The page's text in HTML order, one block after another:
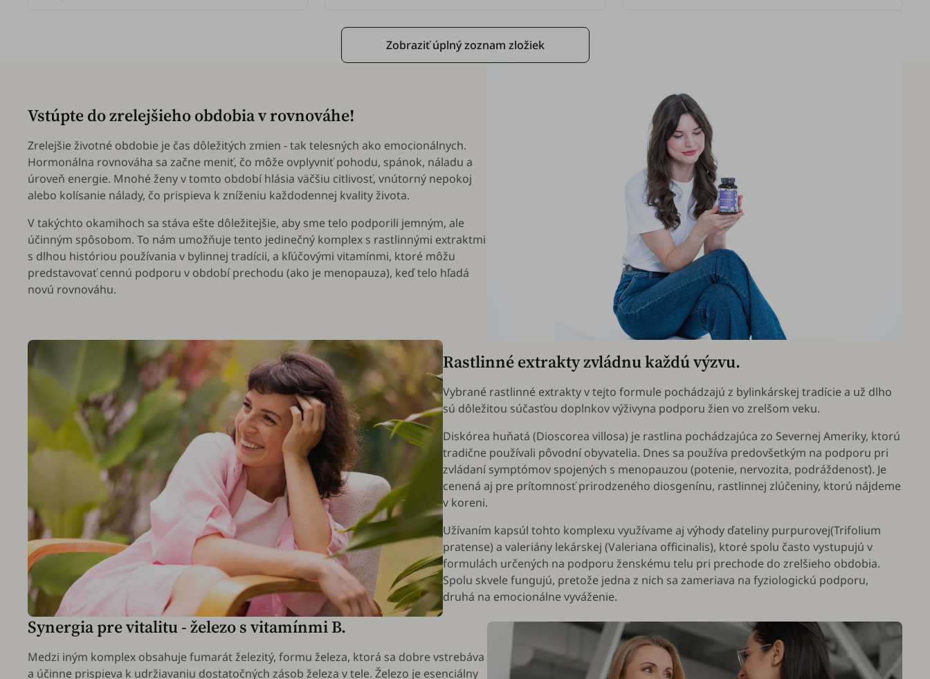
Zobraziť úplný zoznam zložiek
Vstúpte do zrelejšieho obdobia v rovnováhe!
Zrelejšie životné obdobie je čas dôležitých zmien - tak telesných ako emocionálnych.
Hormonálna rovnováha sa začne meniť, čo môže ovplyvniť pohodu, spánok, náladu a
úroveň energie. Mnohé ženy v tomto období hlásia väčšiu citlivosť, vnútorný nepokoj
alebo kolísanie nálady, čo prispieva k zníženiu každodennej kvality života.
V takýchto okamihoch sa stáva ešte dôležitejšie, aby sme telo podporili jemným, ale
účinným spôsobom. To nám umožňuje tento jedinečný komplex s rastlinnými extraktmi
s dlhou históriou používania v bylinnej tradícii, a kľúčovými vitamínmi, ktoré môžu
predstavovať cennú podporu v období prechodu (ako je menopauza), keď telo hľadá
novú rovnováhu.
Rastlinné extrakty zvládnu každú výzvu.
Vybrané rastlinné extrakty v tejto formule pochádzajú z bylinkárskej tradície a už dlho
sú dôležitou súčasťou doplnkov výživyna podporu žien vo zrelšom veku.
Diskórea huňatá (Dioscorea villosa) je rastlina pochádzajúca zo Severnej Ameriky, ktorú
tradične používali pôvodní obyvatelia. Dnes sa používa predovšetkým na podporu pri
zvládaní symptómov spojených s menopauzou (potenie, nervozita, podráždenosť). Je
cenená aj pre prítomnosť prirodzeného diosgenínu, rastlinnej zlúčeniny, ktorú nájdeme
v koreni.
Užívaním kapsúl tohto komplexu využívame aj výhody ďateliny purpurovej(Trifolium
pratense) a valeriány lekárskej (Valeriana officinalis), ktoré spolu často vystupujú v
formulách určených na podporu ženskému telu pri prechode do zrelšieho obdobia.
Spolu skvele fungujú, pretože jedna z nich sa zameriava na fyziologickú podporu,
druhá na emocionálne vyváženie.
Synergia pre vitalitu - železo s vitamínmi B.
Medzi iným komplex obsahuje fumarát železitý, formu železa, ktorá sa dobre vstrebáva
a účinne prispieva k udržiavaniu dostatočných zásob železa v tele. Železo je esenciálny